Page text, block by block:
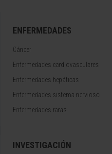
ENFERMEDADES
Cáncer
Enfermedades cardiovasculares
Enfermedades hepáticas
Enfermedades sistema nervioso
Enfermedades raras
INVESTIGACIÓN